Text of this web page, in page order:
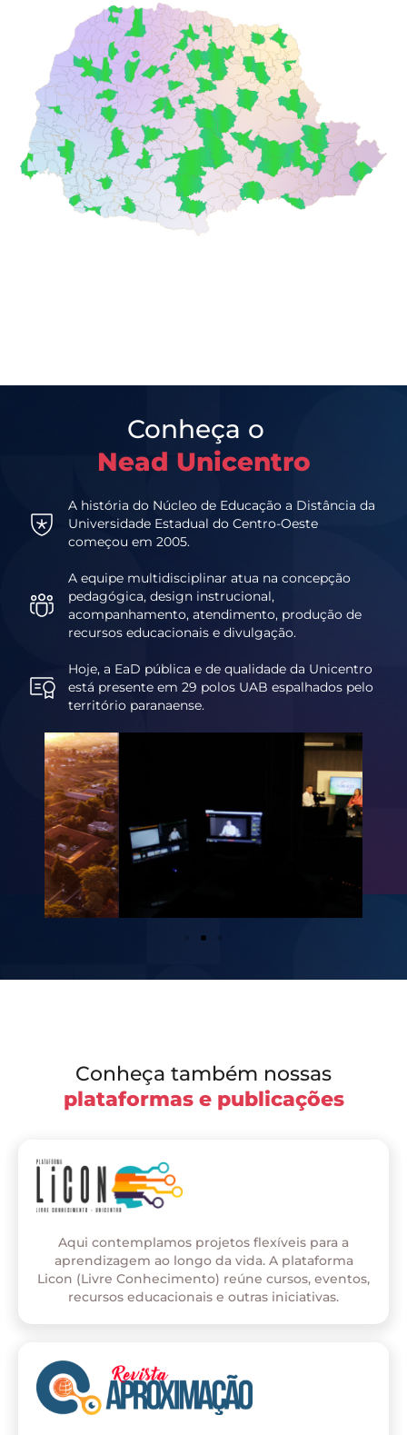
Conheça o
Nead Unicentro
A história do Núcleo de Educação a Distância da
Universidade Estadual do Centro-Oeste
começou em 2005.
A equipe multidisciplinar atua na concepção
pedagógica, design instrucional,
acompanhamento, atendimento, produção de
recursos educacionais e divulgação.
Hoje, a EaD pública e de qualidade da Unicentro
está presente em 29 polos UAB espalhados pelo
território paranaense.
Conheça também nossas
plataformas e publicações
Aqui contemplamos projetos flexíveis para a
aprendizagem ao longo da vida. A plataforma
Licon (Livre Conhecimento) reúne cursos, eventos,
recursos educacionais e outras iniciativas.